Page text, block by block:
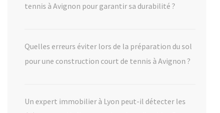
tennis à Avignon pour garantir sa durabilité ?
Quelles erreurs éviter lors de la préparation du sol
pour une construction court de tennis à Avignon ?
Un expert immobilier à Lyon peut-il détecter les